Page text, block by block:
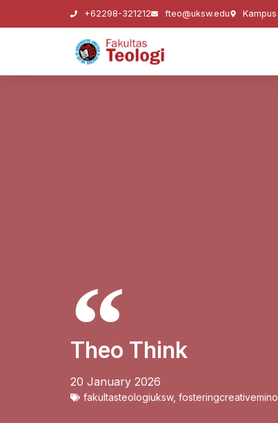
+62298-321212 fteo@uksw.edu
Theo Think
20 January 2026
fakultasteologiuksw,